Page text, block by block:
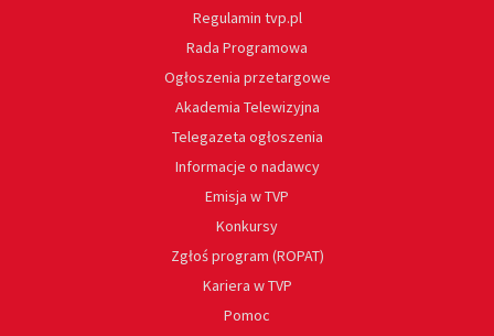
Regulamin tvp.pl
Rada Programowa
Ogłoszenia przetargowe
Akademia Telewizyjna
Telegazeta ogłoszenia
Informacje o nadawcy
Emisja w TVP
Konkursy
Zgłoś program (ROPAT)
Kariera w TVP
Pomoc